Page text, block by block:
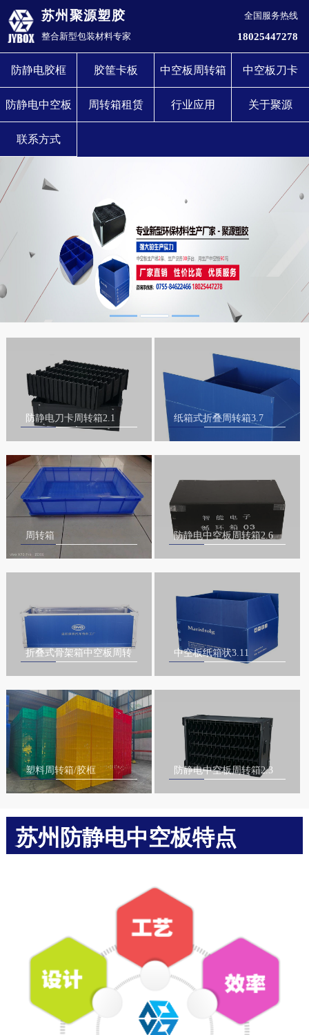
苏州聚源塑胶
整合新型包装材料专家
全国服务热线
18025447278
防静电胶框 胶筐卡板 中空板周转箱 中空板刀卡
防静电中空板 周转箱租赁 行业应用 关于聚源
联系方式
防静电刀卡周转箱2.1 纸箱式折叠周转箱3.7
周转箱 防静电中空板周转箱2.6
折叠式骨架箱中空板周转
中空板纸箱状3.11
塑料周转箱/胶框 防静电中空板周转箱2.3
苏州防静电中空板特点